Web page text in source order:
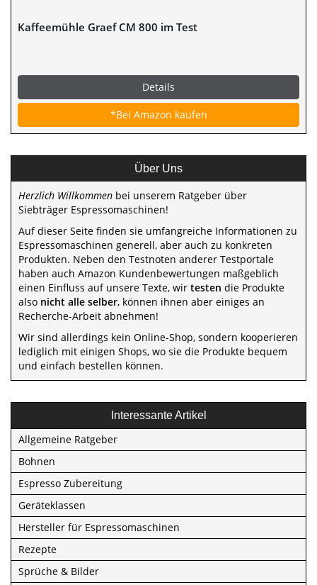
Kaffeemühle Graef CM 800 im Test
Details
*Bei Amazon kaufen
Über Uns
Herzlich Willkommen bei unserem Ratgeber über
Siebträger Espressomaschinen!
Auf dieser Seite finden sie umfangreiche Informationen zu
Espressomaschinen generell, aber auch zu konkreten
Produkten. Neben den Testnoten anderer Testportale
haben auch Amazon Kundenbewertungen maßgeblich
einen Einfluss auf unsere Texte, wir testen die Produkte
also nicht alle selber, können ihnen aber einiges an
Recherche-Arbeit abnehmen!
Wir sind allerdings kein Online-Shop, sondern kooperieren
lediglich mit einigen Shops, wo sie die Produkte bequem
und einfach bestellen können.
Interessante Artikel
Allgemeine Ratgeber
Bohnen
Espresso Zubereitung
Geräteklassen
Hersteller für Espressomaschinen
Rezepte
Sprüche & Bilder